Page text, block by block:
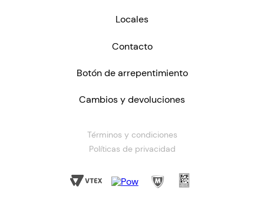
Locales
Contacto
Botón de arrepentimiento
Cambios y devoluciones
Términos y condiciones
Políticas de privacidad